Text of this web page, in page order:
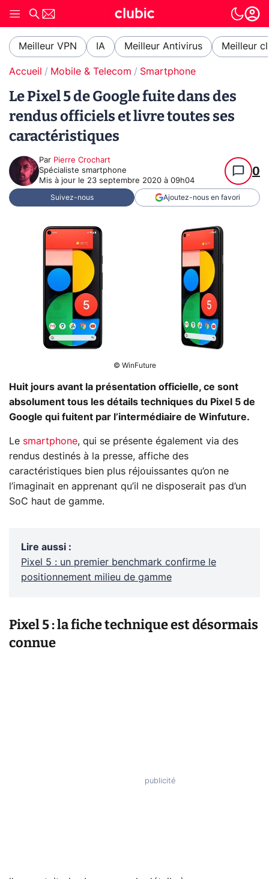
Meilleur VPN IA Meilleur Antivirus Meilleur
Accueil Mobile & Telecom Smartphone
Le Pixel 5 de Google fuite dans des
rendus officiels et livre toutes ses
caractéristiques
Par Pierre Crochart
Spécialiste smartphone
Mis à jour le 23 septembre 2020 à 09h04
0
Suivez-nous Ajoutez-nous en favori
© WinFuture
Huit jours avant la présentation officielle, ce sont
absolument tous les détails techniques du Pixel 5 de
Google qui fuitent par l’intermédiaire de Winfuture.
Le smartphone, qui se présente également via des
rendus destinés à la presse, affiche des
caractéristiques bien plus réjouissantes qu’on ne
l’imaginait en apprenant qu’il ne disposerait pas d’un
SoC haut de gamme.
Lire aussi :
Pixel 5 : un premier benchmark confirme le
positionnement milieu de gamme
Pixel 5 : la fiche technique est désormais
connue